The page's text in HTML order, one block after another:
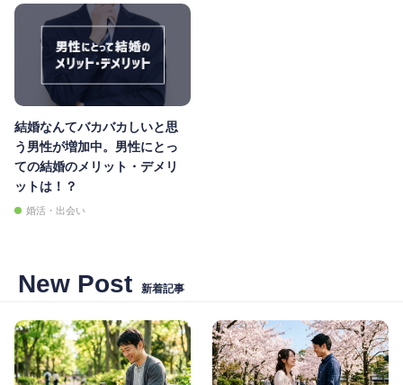
結婚なんてバカバカしいと思
う男性が増加中。男性にとっ
ての結婚のメリット・デメリ
ットは！？
婚活・出会い
New Post 新着記事